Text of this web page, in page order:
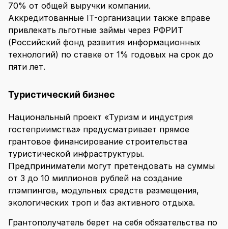
70% от общей выручки компании.
Аккредитованные IT-организации также вправе
привлекать льготные займы через РФРИТ
(Российский фонд развития информационных
технологий) по ставке от 1% годовых на срок до
пяти лет.
Туристический бизнес
Национальный проект «Туризм и индустрия
гостеприимства» предусматривает прямое
грантовое финансирование строительства
туристической инфраструктуры.
Предприниматели могут претендовать на суммы
от 3 до 10 миллионов рублей на создание
глэмпингов, модульных средств размещения,
экологических троп и баз активного отдыха.
Грантополучатель берет на себя обязательства по